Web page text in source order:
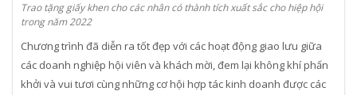
Trao tặng giấy khen cho các nhân có thành tích xuất sắc cho hiệp hội
trong năm 2022
Chương trình đã diễn ra tốt đẹp với các hoạt động giao lưu giữa
các doanh nghiệp hội viên và khách mời, đem lại không khí phấn
khởi và vui tươi cùng những cơ hội hợp tác kinh doanh được các